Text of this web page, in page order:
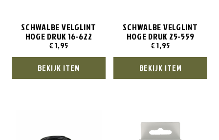
SCHWALBE VELGLINT
HOGE DRUK 16-622
€1,95
BEKIJK ITEM
SCHWALBE VELGLINT
HOGE DRUK 25-559
€1,95
BEKIJK ITEM